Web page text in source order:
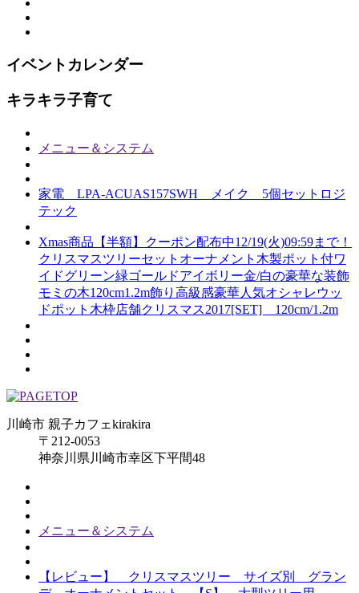
イベントカレンダー
キラキラ子育て
メニュー＆システム
家電 LPA-ACUAS157SWH メイク 5個セットロジ
テック
Xmas商品【半額】クーポン配布中12/19(火)09:59まで！
クリスマスツリーセットオーナメント木製ポット付ワ
イドグリーン緑ゴールドアイボリー金/白の豪華な装飾
モミの木120cm1.2m飾り高級感豪華人気オシャレウッ
ドポット木枠店舗クリスマス2017[SET] 120cm/1.2m
川崎市 親子カフェkirakira
〒212-0053
神奈川県川崎市幸区下平間48
メニュー＆システム
【レビュー】 クリスマスツリー サイズ別 グラン